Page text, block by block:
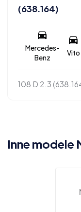
(638.164)
Mercedes-
Benz
Vito
108 D 2.3
Inne modele